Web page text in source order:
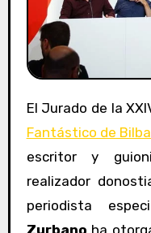
El Jurado de la
Fantástico de
escritor y
realizador
periodista
Zurbano ha